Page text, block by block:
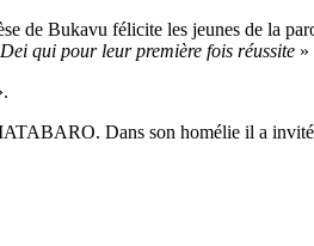
de Bukavu félicite les jeunes de la
qui pour leur première fois réussite
Dans son homélie il a